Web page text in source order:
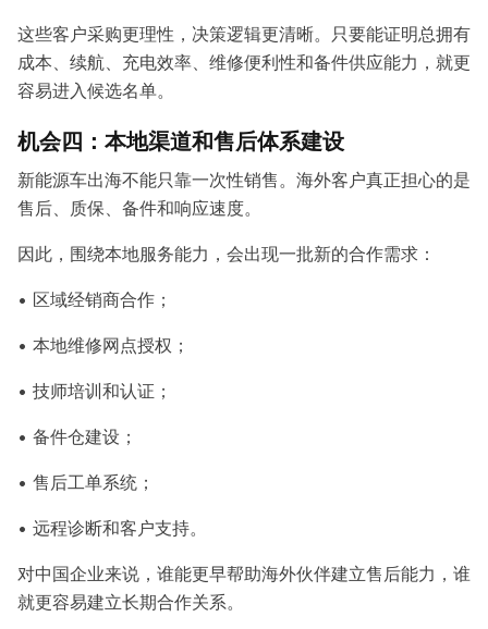
这些客户采购更理性，决策逻辑更清晰。只要能证明总拥有
成本、续航、充电效率、维修便利性和备件供应能力，就更
容易进入候选名单。
机会四：本地渠道和售后体系建设
新能源车出海不能只靠一次性销售。海外客户真正担心的是
售后、质保、备件和响应速度。
因此，围绕本地服务能力，会出现一批新的合作需求：
• 区域经销商合作；
• 本地维修网点授权；
• 技师培训和认证；
• 备件仓建设；
• 售后工单系统；
• 远程诊断和客户支持。
对中国企业来说，谁能更早帮助海外伙伴建立售后能力，谁
就更容易建立长期合作关系。